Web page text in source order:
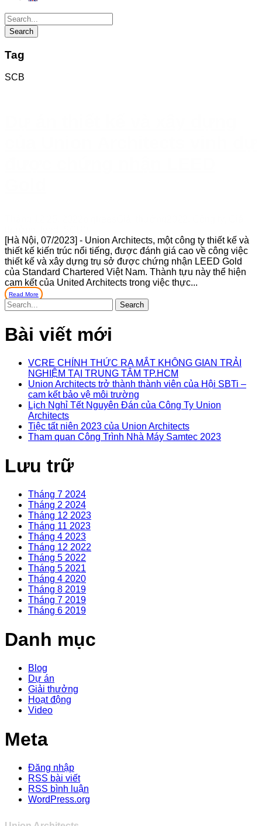
Tag
SCB
[Hà Nội, 07/2023] - Union Architects, một công ty thiết kế và
thiết kế kiến trúc nổi tiếng, được đánh giá cao về công việc
thiết kế và xây dựng trụ sở được chứng nhận LEED Gold
của Standard Chartered Việt Nam. Thành tựu này thể hiện
cam kết của United Architects trong việc thực...
Read More
Bài viết mới
VCRE CHÍNH THỨC RA MẮT KHÔNG GIAN TRẢI
NGHIỆM TẠI TRUNG TÂM TP.HCM
Union Architects trở thành thành viên của Hội SBTi –
cam kết bảo vệ môi trường
Lịch Nghỉ Tết Nguyên Đán của Công Ty Union
Architects
Tiệc tất niên 2023 của Union Architects
Tham quan Công Trình Nhà Máy Samtec 2023
Lưu trữ
Tháng 7 2024
Tháng 2 2024
Tháng 12 2023
Tháng 11 2023
Tháng 4 2023
Tháng 12 2022
Tháng 5 2022
Tháng 5 2021
Tháng 4 2020
Tháng 8 2019
Tháng 7 2019
Tháng 6 2019
Danh mục
Blog
Dự án
Giải thưởng
Hoạt động
Video
Meta
Đăng nhập
RSS bài viết
RSS bình luận
WordPress.org